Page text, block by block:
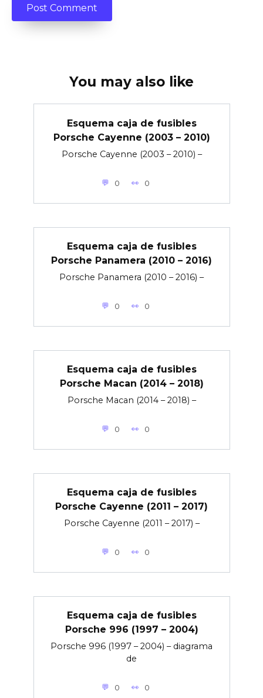
You may also like
Esquema caja de fusibles
Porsche Cayenne (2003 – 2010)
Porsche Cayenne (2003 – 2010) –
0 0
Esquema caja de fusibles
Porsche Panamera (2010 – 2016)
Porsche Panamera (2010 – 2016) –
0 0
Esquema caja de fusibles
Porsche Macan (2014 – 2018)
Porsche Macan (2014 – 2018) –
0 0
Esquema caja de fusibles
Porsche Cayenne (2011 – 2017)
Porsche Cayenne (2011 – 2017) –
0 0
Esquema caja de fusibles
Porsche 996 (1997 – 2004)
Porsche 996 (1997 – 2004) – diagrama
de
0 0